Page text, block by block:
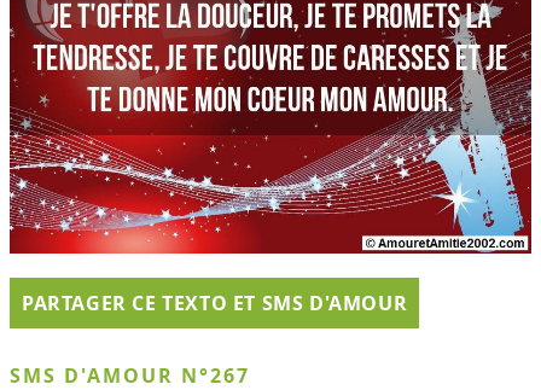
PARTAGER CE TEXTO ET SMS D'AMOUR
SMS D'AMOUR N°267